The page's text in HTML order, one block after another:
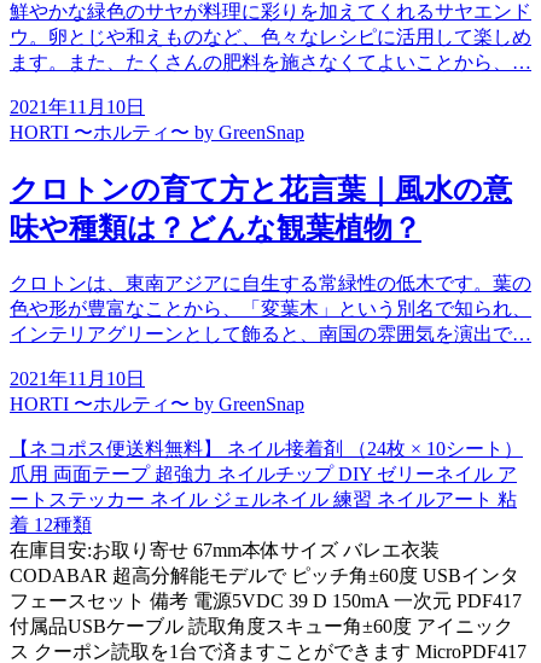
鮮やかな緑色のサヤが料理に彩りを加えてくれるサヤエンド
ウ。卵とじや和えものなど、色々なレシピに活用して楽しめ
ます。また、たくさんの肥料を施さなくてよいことから、…
2021年11月10日
HORTI 〜ホルティ〜 by GreenSnap
クロトンの育て方と花言葉｜風水の意
味や種類は？どんな観葉植物？
クロトンは、東南アジアに自生する常緑性の低木です。葉の
色や形が豊富なことから、「変葉木」という別名で知られ、
インテリアグリーンとして飾ると、南国の雰囲気を演出で…
2021年11月10日
HORTI 〜ホルティ〜 by GreenSnap
【ネコポス便送料無料】 ネイル接着剤 （24枚 × 10シート）
爪用 両面テープ 超強力 ネイルチップ DIY ゼリーネイル ア
ートステッカー ネイル ジェルネイル 練習 ネイルアート 粘
着 12種類
在庫目安:お取り寄せ 67mm本体サイズ バレエ衣装
CODABAR 超高分解能モデルで ピッチ角±60度 USBインタ
フェースセット 備考 電源5VDC 39 D 150mA 一次元 PDF417
付属品USBケーブル 読取角度スキュー角±60度 アイニック
ス クーポン読取を1台で済ますことができます MicroPDF417